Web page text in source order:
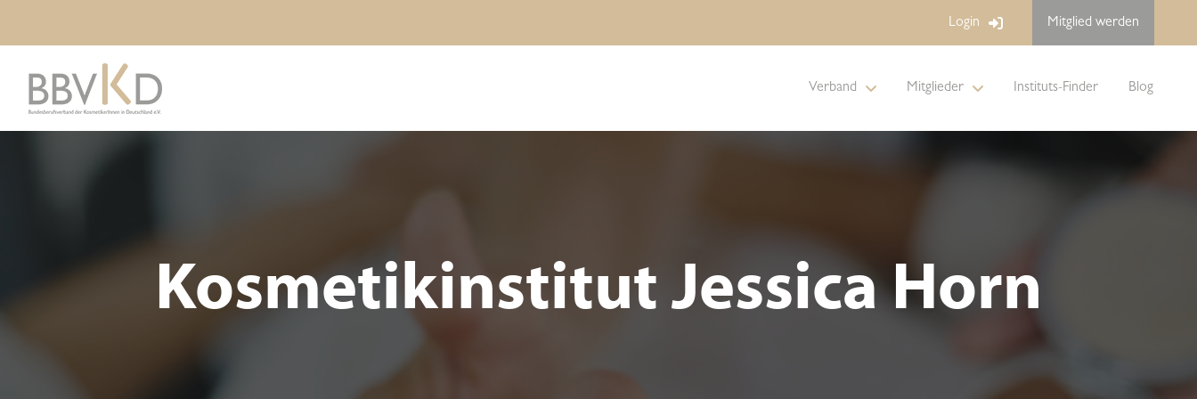
Login Mitglied werden
Verband Mitglieder Instituts-Finder Blog
Kosmetikinstitut Jessica Horn